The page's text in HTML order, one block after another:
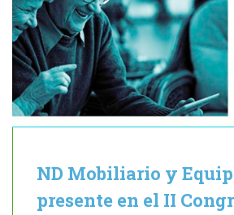
ND Mobiliario y
presente en el II